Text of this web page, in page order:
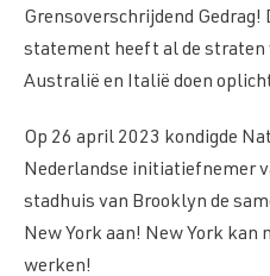
Grensoverschrijdend
statement heeft al de straten
Australië en Italië doen
Op 26 april 2023 kondigde
Nederlandse initiatiefnemer
stadhuis van Brooklyn de
New York aan! New York kan
werken!